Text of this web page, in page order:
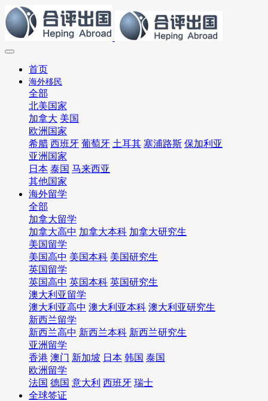
首页
海外移民
全部
北美国家
加拿大 美国
欧洲国家
希腊 西班牙 葡萄牙 土耳其 塞浦路斯 保加利亚
亚洲国家
日本 泰国 马来西亚
其他国家
海外留学
全部
加拿大留学
加拿大高中 加拿大本科 加拿大研究生
美国留学
美国高中 美国本科 美国研究生
英国留学
英国高中 英国本科 英国研究生
澳大利亚留学
澳大利亚高中 澳大利亚本科 澳大利亚研究生
新西兰留学
新西兰高中 新西兰本科 新西兰研究生
亚洲留学
香港 澳门 新加坡 日本 韩国 泰国
欧洲留学
法国 德国 意大利 西班牙 瑞士
全球签证